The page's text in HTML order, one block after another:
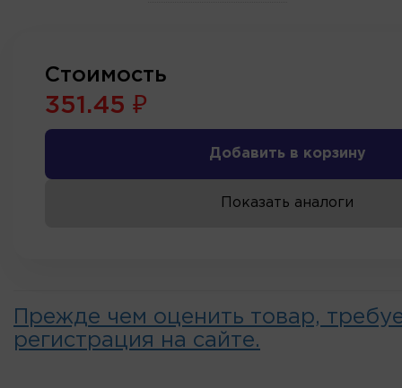
Стоимость
351.45 ₽
Добавить в корзину
Показать аналоги
Прежде чем оценить товар,
регистрация на сайте.